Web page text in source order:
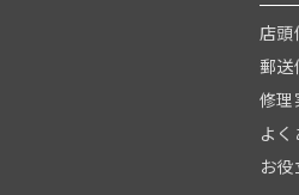
店頭
郵送
修理
よ
お